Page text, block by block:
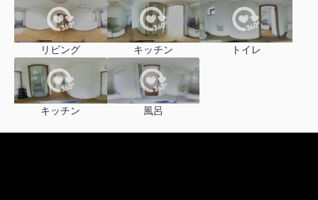
リビング キッチン トイレ
キッチン 風呂